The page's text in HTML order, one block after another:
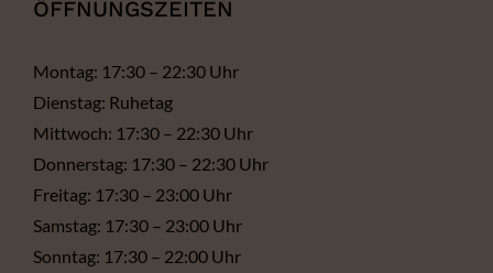
ÖFFNUNGSZEITEN
Montag: 17:30 – 22:30 Uhr
Dienstag: Ruhetag
Mittwoch: 17:30 – 22:30 Uhr
Donnerstag: 17:30 – 22:30 Uhr
Freitag: 17:30 – 23:00 Uhr
Samstag: 17:30 – 23:00 Uhr
Sonntag: 17:30 – 22:00 Uhr